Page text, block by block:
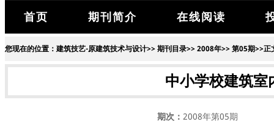
首页 期刊简介 在线阅读
您现在的位置： 建筑技艺-原建筑技术与设计>>期刊目录>>2008年>>第05期>>正
中小学校建筑室
期次： 2008年第05期